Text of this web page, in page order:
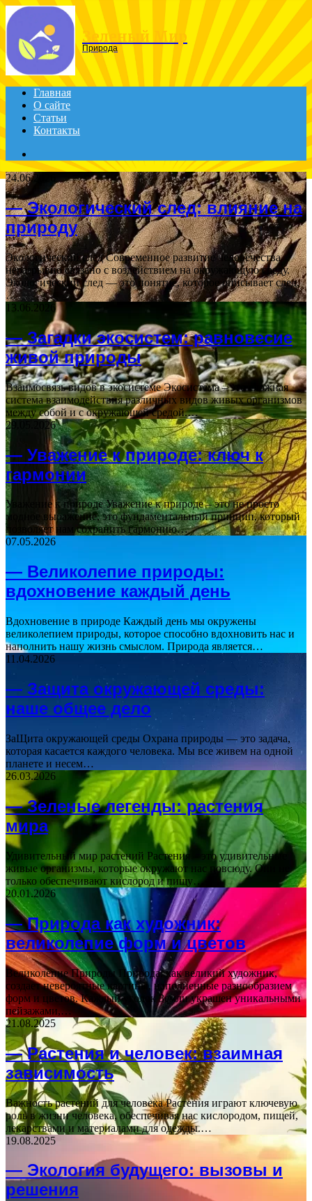
Menu
Зеленый Мир
Природа
Главная
О сайте
Статьи
Контакты
for
24.06.2026
— Экологический след: влияние на
природу
Экологический след Современное развитие человечества
неразрывно связано с воздействием на окружающую среду.
Экологический след — это понятие, которое описывает след,
…
13.06.2026
— Загадки экосистем: равновесие
живой природы
Взаимосвязь видов в экосистеме Экосистема – это сложная
система взаимодействия различных видов живых организмов
между собой и с окружающей средой.…
29.05.2026
— Уважение к природе: ключ к
гармонии
Уважение к природе Уважение к природе – это не просто
модное выражение, это фундаментальный принцип, который
позволяет нам сохранить гармонию…
07.05.2026
— Великолепие природы:
вдохновение каждый день
Вдохновение в природе Каждый день мы окружены
великолепием природы, которое способно вдохновить нас и
наполнить нашу жизнь смыслом. Природа является…
11.04.2026
— Защита окружающей среды:
наше общее дело
ЗаЩита окружающей среды Охрана природы — это задача,
которая касается каждого человека. Мы все живем на одной
планете и несем…
26.03.2026
— Зеленые легенды: растения
мира
Удивительный мир растений Растения – это удивительные
живые организмы, которые окружают нас повсюду. Они не
только обеспечивают кислород и пищу…
20.01.2026
— Природа как художник:
великолепие форм и цветов
Великолепие Природы Природа, как великий художник,
создает невероятные картины, наполненные разнообразием
форм и цветов. Каждый уголок Земли украшен уникальными
пейзажами,…
21.08.2025
— Растения и человек: взаимная
зависимость
Важность растений для человека Растения играют ключевую
роль в жизни человека, обеспечивая нас кислородом, пищей,
лекарствами и материалами для одежды.…
19.08.2025
— Экология будущего: вызовы и
решения